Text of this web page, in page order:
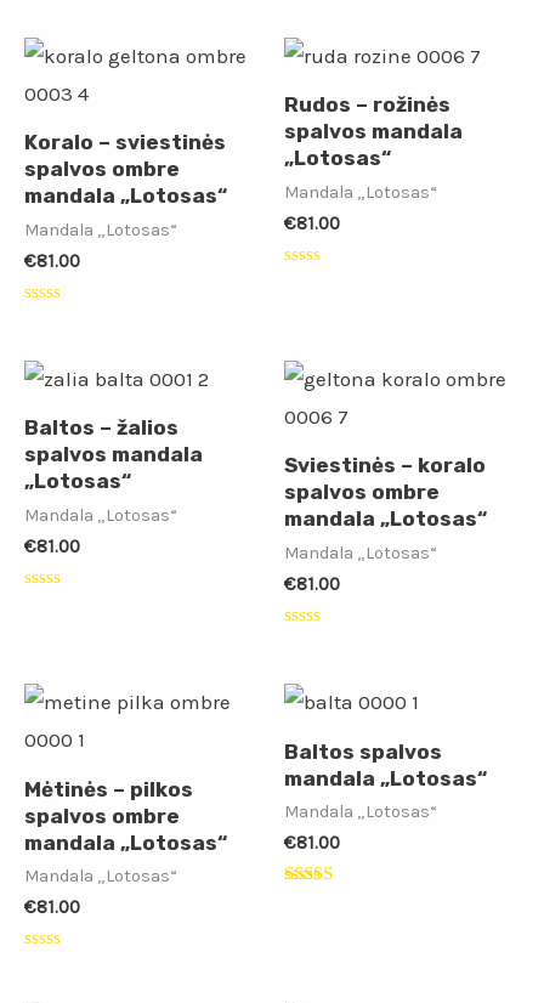
5
Koralo – sviestinės
spalvos ombre
mandala „Lotosas“
Mandala „Lotosas“
€81.00
5
Rudos – rožinės
spalvos mandala
„Lotosas“
Mandala „Lotosas“
€81.00
Baltos – žalios
spalvos mandala
„Lotosas“
Mandala „Lotosas“
€81.00
Sviestinės – koralo
spalvos ombre
mandala „Lotosas“
Mandala „Lotosas“
€81.00
5
Mėtinės – pilkos
spalvos ombre
mandala „Lotosas“
Mandala „Lotosas“
€81.00
Baltos spalvos
mandala „Lotosas“
Mandala „Lotosas“
€81.00